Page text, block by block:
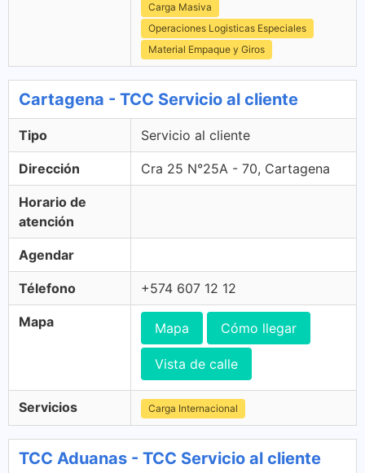
Carga Masiva
Operaciones Logisticas Especiales
Material Empaque y Giros
Cartagena - TCC Servicio al cliente
Tipo Servicio al cliente
Dirección Cra 25 N°25A - 70, Cartagena
Horario de
atención
Agendar
Télefono +574 607 12 12
Mapa Mapa Cómo llegar
Vista de calle
Servicios Carga Internacional
TCC Aduanas - TCC Servicio al cliente